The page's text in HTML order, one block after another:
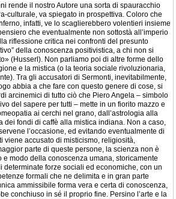
rende il nostro Autore una sorta di spauracchio
culturale, va spiegato in prospettiva. Coloro che
infatti, ve lo scaglierebbero volentieri insieme
che eventualmente non sottostà all’imperio
riflessione critica nei confronti del presunto
della conoscenza positivistica, a chi non si
(Husserl). Non parliamo poi di altre forme dello
e la mistica (o la teoria sociale rivoluzionaria,
Tra gli accusatori di Sermonti, inevitabilmente,
abbia a che fare con questo genere di cose, si
arcinemici di tutto ciò che Piero Angela – simbolo
del sapere per tutti – mette in un fiorito mazzo e
ai cerchi nel grano, dall’astrologia alla
dei fondi di caffè alla mistica indiana. Non a caso,
l’occasione, ed evitando eventualmente di
viene accusato di misticismo, religiosità,
parte di queste persone, la scienza non è
e modo della conoscenza umana, storicamente
determinate forze sociali ed economiche, con un
formali che ne delimita e in gran parte
ammissibile forma vera e certa di conoscenza,
conchiuso in sé il proprio fine. Persino l’arte e la